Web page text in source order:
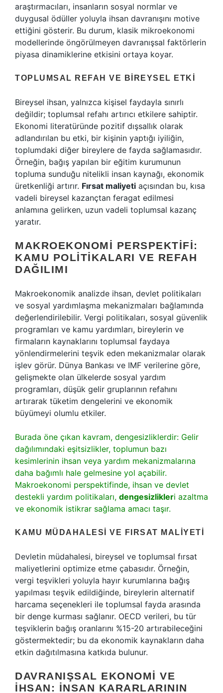
araştırmacıları, insanların sosyal normlar ve
duygusal ödüller yoluyla ihsan davranışını motive
ettiğini gösterir. Bu durum, klasik mikroekonomi
modellerinde öngörülmeyen davranışsal faktörlerin
piyasa dinamiklerine etkisini ortaya koyar.
TOPLUMSAL REFAH VE BIREYSEL ETKI
Bireysel ihsan, yalnızca kişisel faydayla sınırlı
değildir; toplumsal refahı artırıcı etkilere sahiptir.
Ekonomi literatüründe pozitif dışsallık olarak
adlandırılan bu etki, bir kişinin yaptığı iyiliğin,
toplumdaki diğer bireylere de fayda sağlamasıdır.
Örneğin, bağış yapılan bir eğitim kurumunun
topluma sunduğu nitelikli insan kaynağı, ekonomik
üretkenliği artırır. Fırsat maliyeti açısından bu, kısa
vadeli bireysel kazançtan feragat edilmesi
anlamına gelirken, uzun vadeli toplumsal kazanç
yaratır.
MAKROEKONOMI PERSPEKTIFI:
KAMU POLITIKALARI VE REFAH
DAĞILIMI
Makroekonomik analizde ihsan, devlet politikaları
ve sosyal yardımlaşma mekanizmaları bağlamında
değerlendirilebilir. Vergi politikaları, sosyal güvenlik
programları ve kamu yardımları, bireylerin ve
firmaların kaynaklarını toplumsal faydaya
yönlendirmelerini teşvik eden mekanizmalar olarak
işlev görür. Dünya Bankası ve IMF verilerine göre,
gelişmekte olan ülkelerde sosyal yardım
programları, düşük gelir gruplarının refahını
artırarak tüketim dengelerini ve ekonomik
büyümeyi olumlu etkiler.
Burada öne çıkan kavram, dengesizliklerdir: Gelir
dağılımındaki eşitsizlikler, toplumun bazı
kesimlerinin ihsan veya yardım mekanizmalarına
daha bağımlı hale gelmesine yol açabilir.
Makroekonomi perspektifinde, ihsan ve devlet
destekli yardım politikaları, dengesizlikleri azaltma
ve ekonomik istikrar sağlama amacı taşır.
KAMU MÜDAHALESI VE FIRSAT MALIYETI
Devletin müdahalesi, bireysel ve toplumsal fırsat
maliyetlerini optimize etme çabasıdır. Örneğin,
vergi teşvikleri yoluyla hayır kurumlarına bağış
yapılması teşvik edildiğinde, bireylerin alternatif
harcama seçenekleri ile toplumsal fayda arasında
bir denge kurması sağlanır. OECD verileri, bu tür
teşviklerin bağış oranlarını %15-20 artırabileceğini
göstermektedir; bu da ekonomik kaynakların daha
etkin dağıtılmasına katkıda bulunur.
DAVRANIŞSAL EKONOMI VE
İHSAN: İNSAN KARARLARININ